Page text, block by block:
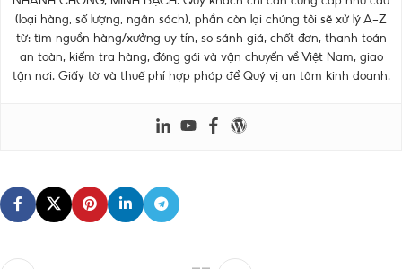
(loại hàng, số lượng, ngân sách), phần còn lại chúng tôi sẽ xử lý A–Z
từ: tìm nguồn hàng/xưởng uy tín, so sánh giá, chốt đơn, thanh toán
an toàn, kiểm tra hàng, đóng gói và vận chuyển về Việt Nam, giao
tận nơi. Giấy tờ và thuế phí hợp pháp để Quý vị an tâm kinh doanh.